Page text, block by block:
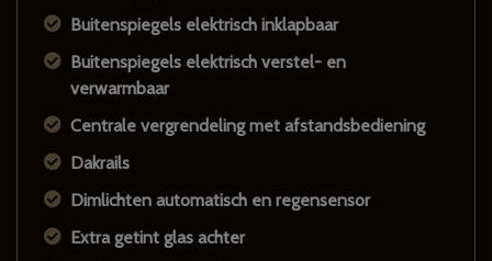
Buitenspiegels elektrisch inklapbaar
Buitenspiegels elektrisch verstel- en
verwarmbaar
Centrale vergrendeling met afstandsbediening
Dakrails
Dimlichten automatisch en regensensor
Extra getint glas achter